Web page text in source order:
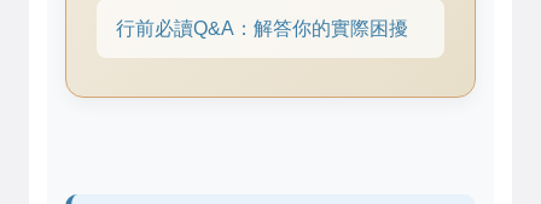
行前必讀Q&A：解答你的實際困擾